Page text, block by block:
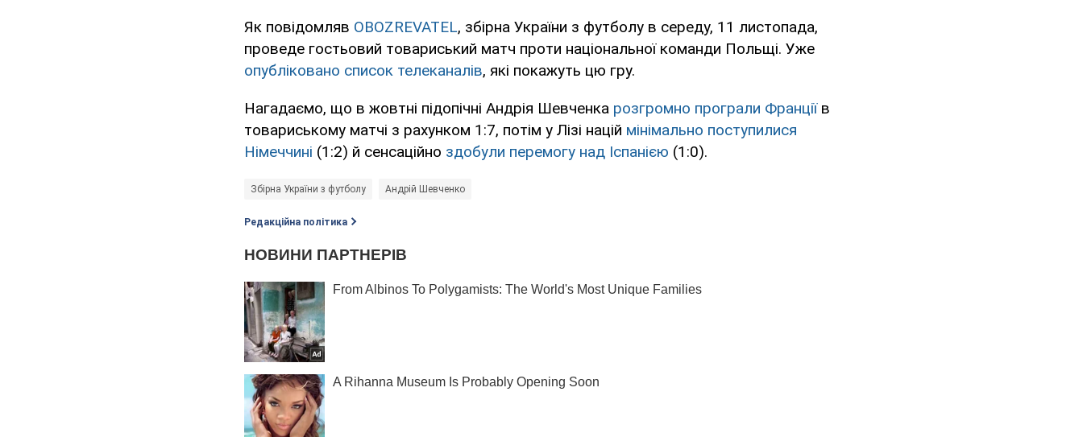
Як повідомляв OBOZREVATEL, збірна України з футболу в середу, 11 листопада,
проведе гостьовий товариський матч проти національної команди Польщі. Уже
опубліковано список телеканалів, які покажуть цю гру.
Нагадаємо, що в жовтні підопічні Андрія Шевченка розгромно програли Франціїв
товариському матчі з рахунком 1:7, потім у Лізі націй мінімально поступилися
Німеччині (1:2) й сенсаційно здобули перемогу над Іспанією (1:0).
Збірна України з футболу Андрій Шевченко
Редакційна політика